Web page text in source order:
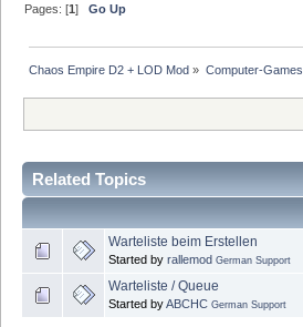
Pages: [1]Go Up
Chaos Empire D2 + LOD Mod » Computer-Games
Related Topics
Warteliste beim Erstellen
Started by rallemod German Support
Warteliste / Queue
Started byABCHC German Support